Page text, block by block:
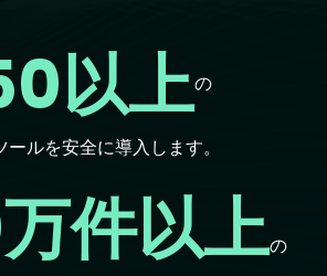
以上の
ールを安全に導入します。
件以上の